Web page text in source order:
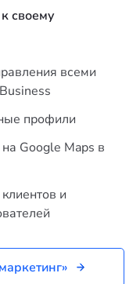
своему
всеми
профили
Google Maps в
и